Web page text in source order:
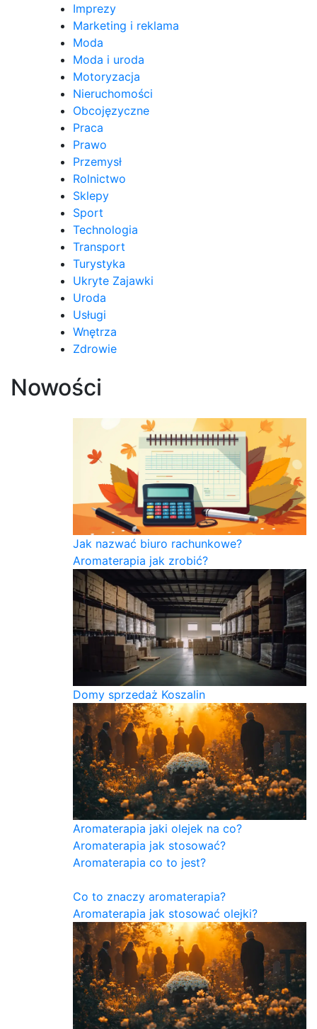
Imprezy
Marketing i reklama
Moda
Moda i uroda
Motoryzacja
Nieruchomości
Obcojęzyczne
Praca
Prawo
Przemysł
Rolnictwo
Sklepy
Sport
Technologia
Transport
Turystyka
Ukryte Zajawki
Uroda
Usługi
Wnętrza
Zdrowie
Nowości
Jak nazwać biuro rachunkowe?
Aromaterapia jak zrobić?
Domy sprzedaż Koszalin
Aromaterapia jaki olejek na co?
Aromaterapia jak stosować?
Aromaterapia co to jest?
Co to znaczy aromaterapia?
Aromaterapia jak stosować olejki?